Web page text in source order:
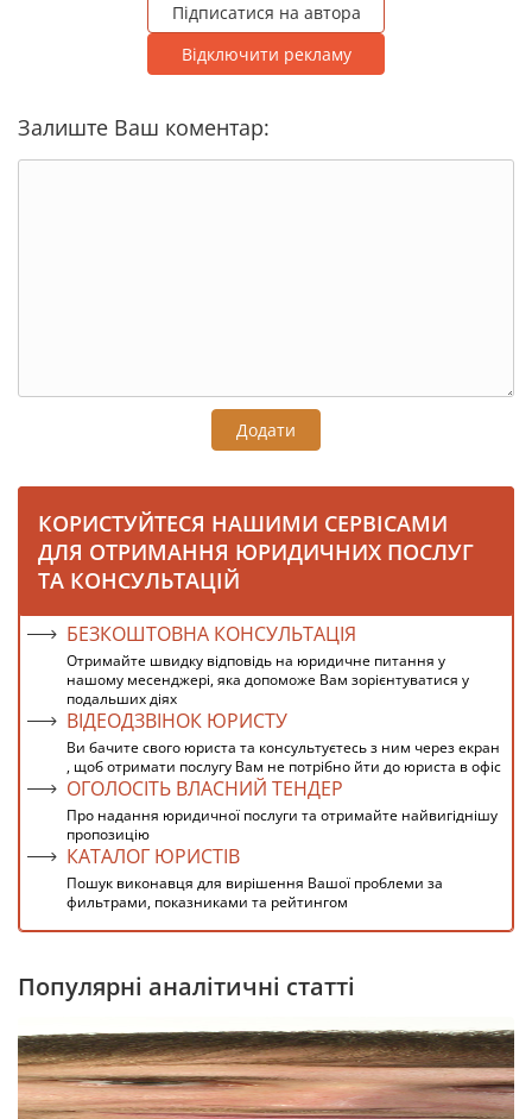
Підписатися на автора
Відключити рекламу
Залиште Ваш коментар:
Додати
КОРИСТУЙТЕСЯ НАШИМИ СЕРВІСАМИ
ДЛЯ ОТРИМАННЯ ЮРИДИЧНИХ ПОСЛУГ
ТА КОНСУЛЬТАЦІЙ
БЕЗКОШТОВНА КОНСУЛЬТАЦІЯ
Отримайте швидку відповідь на юридичне питання у
нашому месенджері, яка допоможе Вам зорієнтуватися у
подальших діях
ВІДЕОДЗВІНОК ЮРИСТУ
Ви бачите свого юриста та консультуєтесь з ним через екран
, щоб отримати послугу Вам не потрібно йти до юриста в офіс
ОГОЛОСІТЬ ВЛАСНИЙ ТЕНДЕР
Про надання юридичної послуги та отримайте найвигіднішу
пропозицію
КАТАЛОГ ЮРИСТІВ
Пошук виконавця для вирішення Вашої проблеми за
фильтрами, показниками та рейтингом
Популярні аналітичні статті